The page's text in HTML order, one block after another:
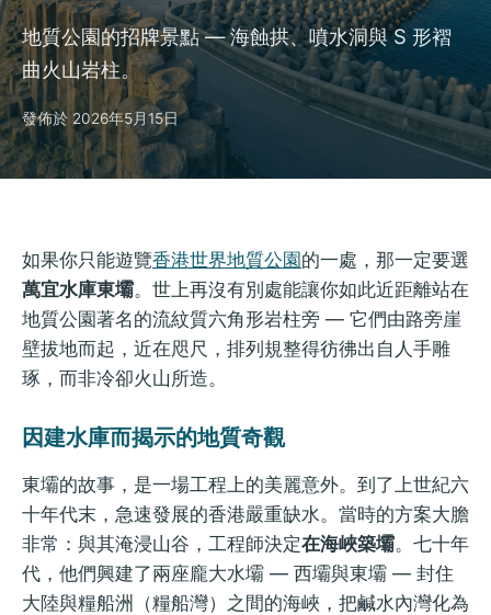
地質公園的招牌景點 — 海蝕拱、噴水洞與 S 形褶
曲火山岩柱。
發佈於 2026年5月15日
如果你只能遊覽香港世界地質公園的一處，那一定要選
萬宜水庫東壩。世上再沒有別處能讓你如此近距離站在
地質公園著名的流紋質六角形岩柱旁 — 它們由路旁崖
壁拔地而起，近在咫尺，排列規整得彷彿出自人手雕
琢，而非冷卻火山所造。
因建水庫而揭示的地質奇觀
東壩的故事，是一場工程上的美麗意外。到了上世紀六
十年代末，急速發展的香港嚴重缺水。當時的方案大膽
非常：與其淹浸山谷，工程師決定在海峽築壩。七十年
代，他們興建了兩座龐大水壩 — 西壩與東壩 — 封住
大陸與糧船洲（糧船灣）之間的海峽，把鹹水內灣化為